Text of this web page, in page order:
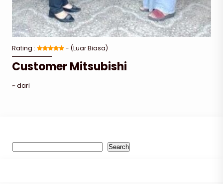
Rating : - (Luar Biasa)
Customer Mitsubishi
~ dari
Search